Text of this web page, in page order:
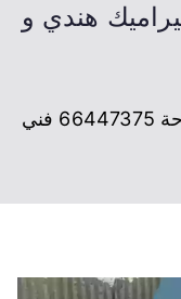
سيراميك هندي و
معلم تركيب سيراميك شاليهات الدوحة 66447375 فني